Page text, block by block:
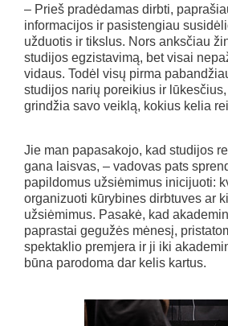
– Prieš pradėdamas dirbti,
informacijos ir pasistengiau
užduotis ir tikslus. Nors anksčiau
studijos egzistavimą, bet visai
vidaus. Todėl visų pirma
studijos narių poreikius ir
grindžia savo veiklą, kokius kelia
Jie man papasakojo, kad studijos
gana laisvas, – vadovas pats
papildomus užsiėmimus inicijuoti:
organizuoti kūrybines dirbtuves ar
užsiėmimus. Pasakė, kad
paprastai gegužės mėnesį,
spektaklio premjera ir ji iki
būna parodoma dar kelis kartus.